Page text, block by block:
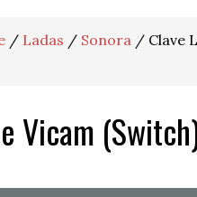
/ Ladas / Sonora / Clave
Vicam